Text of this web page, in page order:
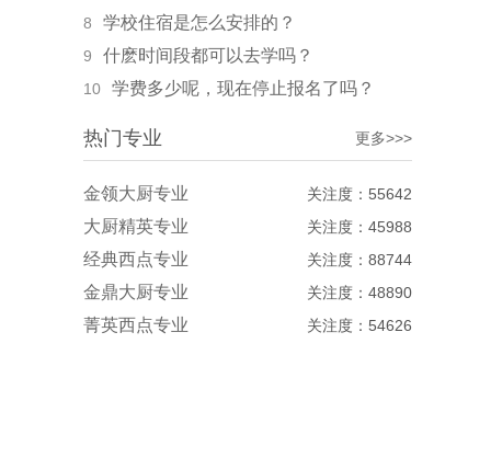
8 学校住宿是怎么安排的？
9 什麽时间段都可以去学吗？
10 学费多少呢，现在停止报名了吗？
热门专业 更多>>>
金领大厨专业 关注度：55642
大厨精英专业 关注度：45988
经典西点专业 关注度：88744
金鼎大厨专业 关注度：48890
菁英西点专业 关注度：54626